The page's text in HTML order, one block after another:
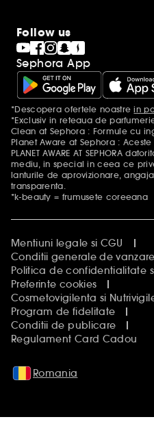
Follow us
Sephora App
Mentiuni aditionale
*Descopera ofertele noastrein
*Exclusiv in reteaua de
Clean at Sephora : Formule cu
Planet Aware at Sephora :
PLANET AWARE AT SEPHORA
mediu, in special in ceea ce
lanturile de aprovizionare,
transparenta.
*k-beauty = frumusete coreeana
Mentiuni legale si CGU
Conditii generale de vanzare
Politica de confidentialitate
Preferinte cookies
Cosmetovigilenta si
Program de fidelitate
Conditii de publicare
Regulament Card Cadou
Romania